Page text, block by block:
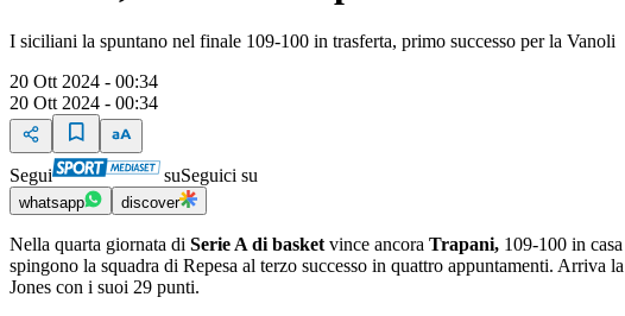
I siciliani la spuntano nel finale 109-100 in trasferta, primo successo per la Vanoli
20 Ott 2024 - 00:34
20 Ott 2024 - 00:34
Segui suSeguici su
whatsapp discover
Nella quarta giornata di Serie A di basket vince ancora Trapani, 109-100 in
spingono la squadra di Repesa al terzo successo in quattro appuntamenti. Arriva
Jones con i suoi 29 punti.